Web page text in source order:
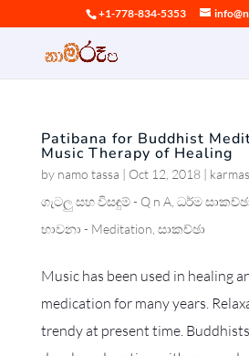
+1-778-834-5353
Patibana for Buddhist
Music Therapy of Healing
by namo tassa | Oct 12, 2018|
ගැටලු සහ විසඳුම් - Q n A, ධර්ම
භාවනා - Meditation සාකච්ඡා
Music has been used in healing
medication for many years.
trendy at present time.